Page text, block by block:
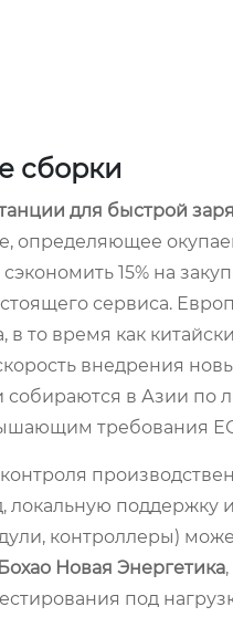
сборки
для быстрой
определяющее
15% на
сервиса.
то время как
внедрения
собираются в Азии по
требования
локальную поддержку
контроллеры)
Новая Энергетика
под